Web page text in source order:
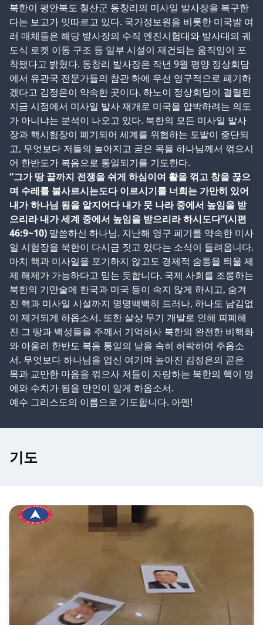
북한이 평안북도 철산군 동창리의 미사일 발사장을 복구한
다는 보고가 잇따르고 있다. 국가정보원을 비롯한 미국발 여
러 매체들은 해당 발사장의 수직 엔진시험대와 발사대의 궤
도식 로켓 이동 구조 등 일부 시설이 재건되는 움직임이 포
착됐다고 밝혔다. 동창리 발사장은 작년 9월 평양 정상회담
에서 유관국 전문가들의 참관 하에 우선 영구적으로 폐기하
겠다고 김정은이 약속한 곳이다. 하노이 정상회담이 결렬된
지금 시점에서 미사일 발사 재개로 미국을 압박하려는 의도
가 아니냐는 분석이 나오고 있다. 북한의 모든 미사일 발사
장과 핵시험장이 폐기되어 세계를 위협하는 도발이 중단되
고, 무엇보다 저들의 높아지고 곧은 목을 하나님께서 꺾으시
어 한반도가 복음으로 통일되기를 기도한다.
“그가 땅 끝까지 전쟁을 쉬게 하심이여 활을 꺾고 창을 끊으
며 수레를 불사르시는도다 이르시기를 너희는 가만히 있어
내가 하나님 됨을 알지어다 내가 뭇 나라 중에서 높임을 받
으리라 내가 세계 중에서 높임을 받으리라 하시도다”(시편
46:9~10) 말씀하신 하나님. 지난해 영구 폐기를 약속한 미사
일 시험장을 북한이 다시금 짓고 있다는 소식이 들려옵니다.
마치 핵과 미사일을 포기하지 않고도 경제적 숨통을 틔울 제
제 해제가 가능하다고 믿는 듯합니다. 국제 사회를 조롱하는
북한의 기만술에 한국과 미국 등이 속지 않게 하시고, 숨겨
진 핵과 미사일 시설까지 명명백백히 드러나, 하나도 남김없
이 제거되게 하옵소서. 또한 살상 무기 개발로 인해 피폐해
진 그 땅과 백성들을 주께서 기억하사 북한의 완전한 비핵화
와 아울러 한반도 복음 통일의 날을 속히 허락하여 주옵소
서. 무엇보다 하나님을 업신 여기며 높아진 김정은의 곧은
목과 교만한 마음을 꺾으사 저들이 자랑하는 북한의 핵이 멍
에와 수치가 됨을 만인이 알게 하옵소서.
예수 그리스도의 이름으로 기도합니다. 아멘!
기도